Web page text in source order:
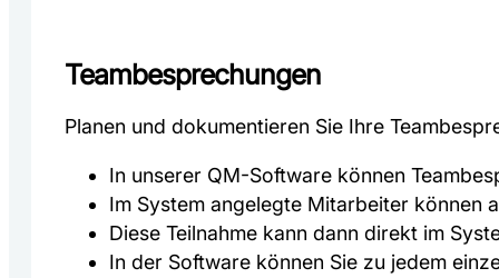
Teambesprechungen
Planen und dokumentieren Sie Ihre
In unserer QM-Software können
Im System angelegte Mitarbeiter können
Diese Teilnahme kann dann direkt im
In der Software können Sie zu jedem